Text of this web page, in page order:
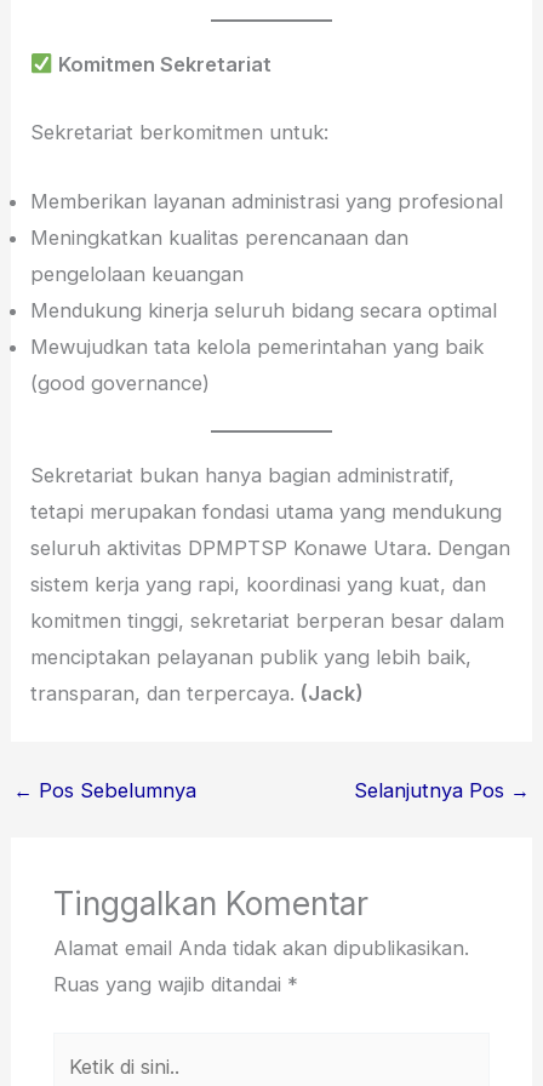
Komitmen Sekretariat
Sekretariat berkomitmen untuk:
Memberikan layanan administrasi yang profesional
Meningkatkan kualitas perencanaan dan
pengelolaan keuangan
Mendukung kinerja seluruh bidang secara optimal
Mewujudkan tata kelola pemerintahan yang baik
(good governance)
Sekretariat bukan hanya bagian administratif,
tetapi merupakan fondasi utama yang mendukung
seluruh aktivitas DPMPTSP Konawe Utara. Dengan
sistem kerja yang rapi, koordinasi yang kuat, dan
komitmen tinggi, sekretariat berperan besar dalam
menciptakan pelayanan publik yang lebih baik,
transparan, dan terpercaya. (Jack)
← Pos Sebelumnya Selanjutnya Pos →
Tinggalkan Komentar
Alamat email Anda tidak akan dipublikasikan.
Ruas yang wajib ditandai *